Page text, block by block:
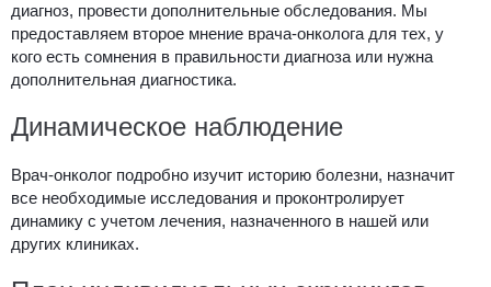
диагноз, провести дополнительные обследования. Мы
предоставляем второе мнение врача-онколога для тех, у
кого есть сомнения в правильности диагноза или нужна
дополнительная диагностика.
Динамическое наблюдение
Врач-онколог подробно изучит историю болезни, назначит
все необходимые исследования и проконтролирует
динамику с учетом лечения, назначенного в нашей или
других клиниках.